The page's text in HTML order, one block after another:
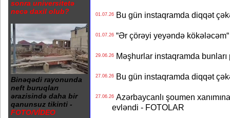
sonra universitetə
necə daxil olub?
Binəqədi rayonunda
neft buruqları
ərazisində daha bir
qanunsuz tikinti -
FOTO/VİDEO
01.07.26Bu gün instaqramda diqqət
01.07.26“Ər çörəyi yeyəndə kökələcəm“
29.06.26Məşhurlar instaqramda bunları
27.06.26Bu gün instaqramda diqqət
27.06.26Azərbaycanlı şoumen
evləndi - FOTOLAR